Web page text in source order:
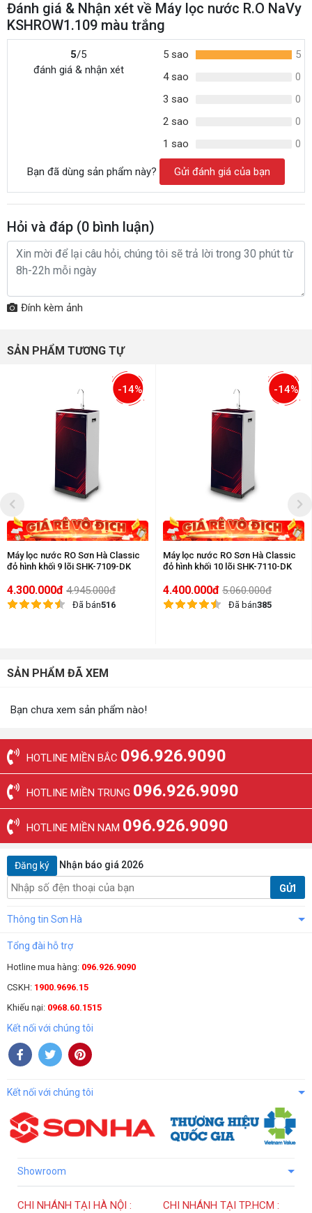
Đánh giá & Nhận xét về Máy lọc nước R.O NaVy
KSHROW1.109 màu trắng
5/5
đánh giá & nhận xét
5 sao
5
4 sao
0
3 sao
0
2 sao
0
1 sao
0
Bạn đã dùng sản phẩm này? Gửi đánh giá của bạn
Hỏi và đáp (0 bình luận)
Đính kèm ảnh
SẢN PHẨM TƯƠNG TỰ
-14%
Máy lọc nước RO Sơn Hà Classic
đỏ hình khối 9 lõi SHK-7109-DK
4.300.000đ 4.945.000đ
Đã bán516
-14%
Máy lọc nước RO Sơn Hà Classic
đỏ hình khối 10 lõi SHK-7110-DK
4.400.000đ 5.060.000đ
Đã bán385
SẢN PHẨM ĐÃ XEM
Bạn chưa xem sản phẩm nào!
HOTLINE MIỀN BẮC 096.926.9090
HOTLINE MIỀN TRUNG 096.926.9090
HOTLINE MIỀN NAM 096.926.9090
Đăng ký Nhận báo giá 2026
GỬI
Thông tin Sơn Hà
Tổng đài hỗ trợ
Hotline mua hàng: 096.926.9090
CSKH: 1900.9696.15
Khiếu nại: 0968.60.1515
Kết nối với chúng tôi
Kết nối với chúng tôi
Showroom
CHI NHÁNH TẠI HÀ NỘI :
CHI NHÁNH TẠI TP.HCM :